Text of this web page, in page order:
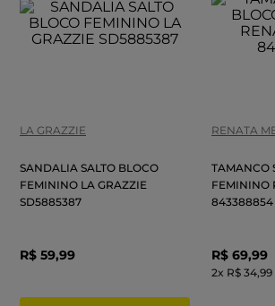
LA GRAZZIE
SANDALIA SALTO BLOCO
FEMININO LA GRAZZIE
SD5885387
R$ 59,99
RENATA
TAMANCO
FEMININO
843388854
R$ 69,99
2x R$ 34,99